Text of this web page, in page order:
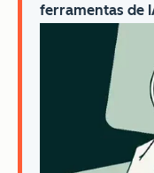
ferramentas de